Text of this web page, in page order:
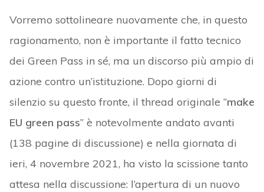
Vorremo sottolineare nuovamente che, in questo
ragionamento, non è importante il fatto tecnico
dei Green Pass in sé, ma un discorso più ampio di
azione contro un’istituzione. Dopo giorni di
silenzio su questo fronte, il thread originale “make
EU green pass” è notevolmente andato avanti
(138 pagine di discussione) e nella giornata di
ieri, 4 novembre 2021, ha visto la scissione tanto
attesa nella discussione: l’apertura di un nuovo